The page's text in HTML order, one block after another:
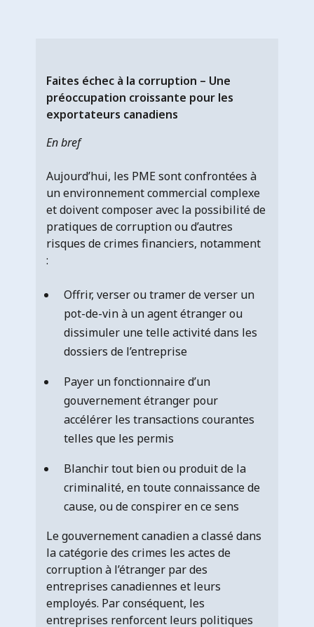
Faites échec à la corruption – Une
préoccupation croissante pour les
exportateurs canadiens
En bref
Aujourd’hui, les PME sont confrontées à
un environnement commercial complexe
et doivent composer avec la possibilité de
pratiques de corruption ou d’autres
risques de crimes financiers, notamment
:
Offrir, verser ou tramer de verser un
pot-de-vin à un agent étranger ou
dissimuler une telle activité dans les
dossiers de l’entreprise
Payer un fonctionnaire d’un
gouvernement étranger pour
accélérer les transactions courantes
telles que les permis
Blanchir tout bien ou produit de la
criminalité, en toute connaissance de
cause, ou de conspirer en ce sens
Le gouvernement canadien a classé dans
la catégorie des crimes les actes de
corruption à l’étranger par des
entreprises canadiennes et leurs
employés. Par conséquent, les
entreprises renforcent leurs politiques